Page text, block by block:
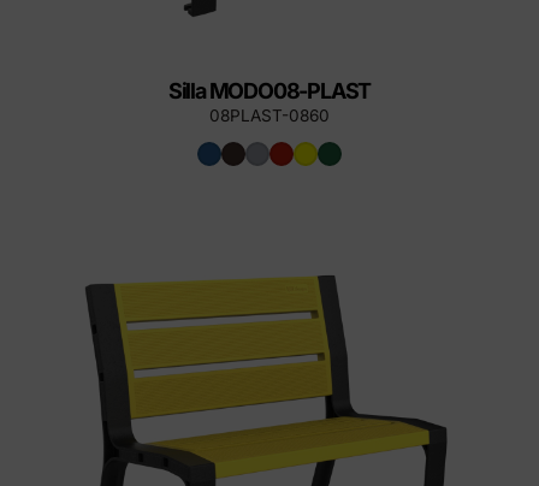
Silla MODO08-PLAST
08PLAST-0860